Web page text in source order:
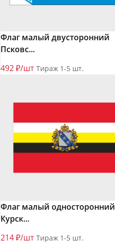
Флаг малый двусторонний
Псковс...
492 ₽/шт Тираж 1-5 шт.
Флаг малый односторонний
Курск...
214 ₽/шт Тираж 1-5 шт.